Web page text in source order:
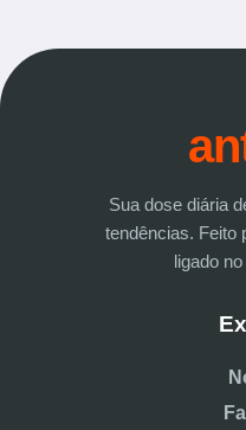
Sua dose diária
tendências. Feito
ligado